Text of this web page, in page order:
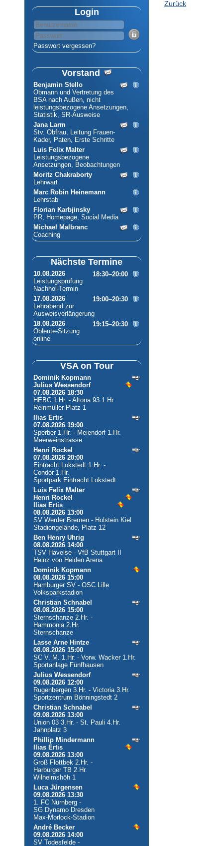
Zurück
Login
Passwort vergessen?
Vorstand
Benjamin Stello
Obmann und Vertretung des
BSA nach Außen, nicht
leistungsbezogene Ansetzungen,
Statistik, SR-Ausweise
Jana Larm
Stv. Obfrau, Leitung Frauen-
Kader, Paten, Erste Schritte
Luis Felix Malter
Leistungsbezogene
Ansetzungen, Beobachtungen
Moritz Chakraborty
Lehrwart
Marc Robin Heinemann
Lehrstab
Florian Karbjinsky
PR, Homepage, Social Media
Michael Malbranc
Coaching
Nächste Termine
18:30–20:00
10.08.2026
Leistungsprüfung
Nachhol-Termin
19:00–20:30
17.08.2026
Lehrabend zur
Ausweisverlängerung
19:15–20:30
18.08.2026
Obleute-Sitzung
online
VSA on Tour
Dominik Kopmann
Julius Wessendorf
07.08.2026 18:30
HEBC 1.Hr. - Altona 93 1.Hr.
Reinmüller-Platz 1
Ilias Ertis
07.08.2026 19:00
Sperber 1.Hr. - Meiendorf 1.Hr.
Meerweinstrasse
Henri Rockel
07.08.2026 20:00
Eintracht Lokstedt 1.Hr. -
Condor 1.Hr.
Sportpark Eintracht Lokstedt
Luis Felix Malter
Henri Rockel
Ilias Ertis
08.08.2026 13:00
SV Werder Bremen - Holstein Kiel
Stadiongelände, Platz 12
Ben Henry Uhrig
08.08.2026 14:00
TSV Havelse - VfB Stuttgart II
Heinz von Heiden Arena
Dominik Kopmann
08.08.2026 15:00
Hamburger SV - OSC Lille
Volksparkstadion
Christian Schnabel
08.08.2026 15:00
Sternschanze 2.Hr. -
Hammonia 2.Hr.
Sternschanze
Lasse Arne Hintze
08.08.2026 15:00
SC V. M. 1.Hr. - Vorw. Wacker 1.Hr.
Sportanlage Fünfhausen
Julius Wessendorf
09.08.2026 12:00
Rugenbergen 3.Hr. - Victoria 3.Hr.
Sportzentrum Bönningstedt 2
Christian Schnabel
09.08.2026 13:00
Union 03 3.Hr. - St. Pauli 4.Hr.
Jahnplatz 3
Phillip Mindermann
Ilias Ertis
09.08.2026 13:00
Groß Flottbek 2.Hr. -
Harburger TB 2.Hr.
Wilhelmshöh 1
Luca Jürgensen
09.08.2026 13:30
1. FC Nürnberg -
SG Dynamo Dresden
Max-Morlock-Stadion
André Becker
09.08.2026 14:00
SV Todesfelde -